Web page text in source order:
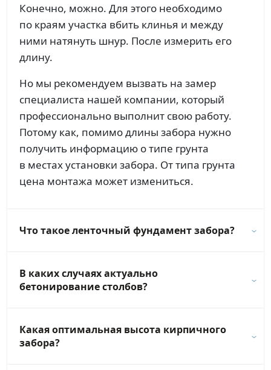
Конечно, можно. Для этого необходимо
по краям участка вбить клинья и между
ними натянуть шнур. После измерить его
длину.
Но мы рекомендуем вызвать на замер
специалиста нашей компании, который
профессионально выполнит свою работу.
Потому как, помимо длины забора нужно
получить информацию о типе грунта
в местах установки забора. От типа грунта
цена монтажа может измениться.
Что такое ленточный фундамент забора?
В каких случаях актуально
бетонирование столбов?
Какая оптимальная высота кирпичного
забора?